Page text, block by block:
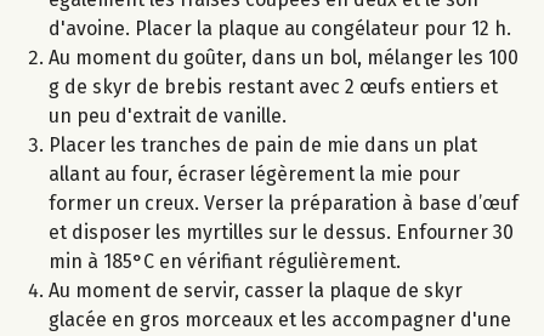
d'avoine. Placer la plaque au congélateur pour 12 h.
Au moment du goûter, dans un bol, mélanger les 100
g de skyr de brebis restant avec 2 œufs entiers et
un peu d'extrait de vanille.
Placer les tranches de pain de mie dans un plat
allant au four, écraser légèrement la mie pour
former un creux. Verser la préparation à base d’œuf
et disposer les myrtilles sur le dessus. Enfourner 30
min à 185°C en vérifiant régulièrement.
Au moment de servir, casser la plaque de skyr
glacée en gros morceaux et les accompagner d'une